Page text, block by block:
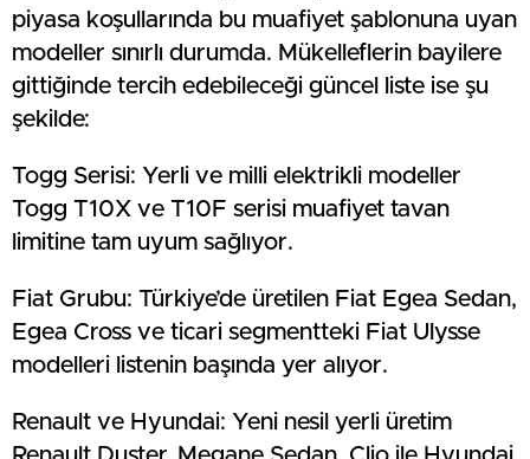
piyasa koşullarında bu muafiyet şablonuna uyan
modeller sınırlı durumda. Mükelleflerin bayilere
gittiğinde tercih edebileceği güncel liste ise şu
şekilde:
Togg Serisi: Yerli ve milli elektrikli modeller
Togg T10X ve T10F serisi muafiyet tavan
limitine tam uyum sağlıyor.
Fiat Grubu: Türkiye’de üretilen Fiat Egea Sedan,
Egea Cross ve ticari segmentteki Fiat Ulysse
modelleri listenin başında yer alıyor.
Renault ve Hyundai: Yeni nesil yerli üretim